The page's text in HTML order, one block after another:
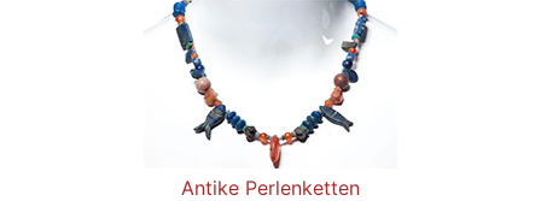
Antike Perlenketten